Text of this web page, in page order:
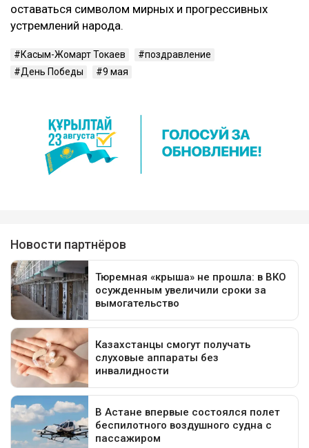
оставаться символом мирных и прогрессивных
устремлений народа.
Касым-Жомарт Токаев
поздравление
День Победы
9 мая